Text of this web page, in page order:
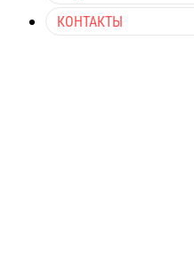
КОНТАКТЫ